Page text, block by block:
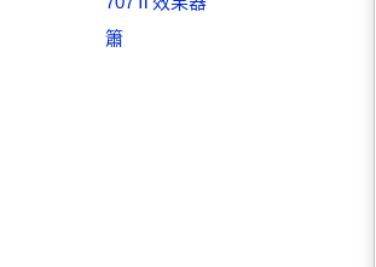
簫